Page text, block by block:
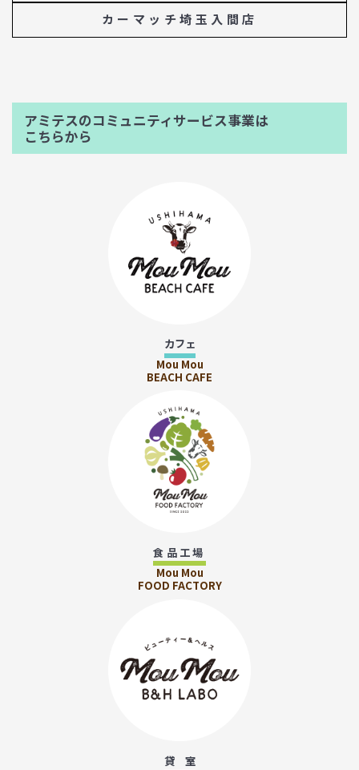
カーマッチ埼玉入間店
アミテスのコミュニティサービス事業は
こちらから
カフェ
Mou Mou
BEACH CAFE
食品工場
Mou Mou
FOOD FACTORY
貸 室